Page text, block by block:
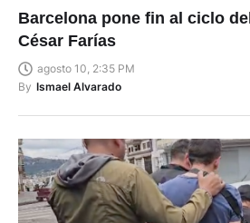
Barcelona pone fin al ciclo
César Farías
agosto 10, 2:35 PM
By Ismael Alvarado